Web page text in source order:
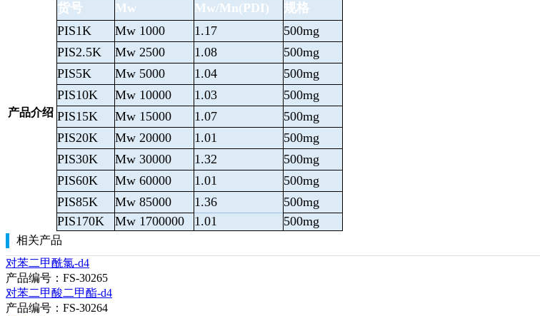
产品介绍
货号 Mw Mw/Mn(PDI)
规格
PIS1K
Mw 1000 1.17
500mg
PIS2.5K
Mw 2500 1.08
500mg
PIS5K
Mw 5000 1.04
500mg
PIS10K
Mw 10000 1.03
500mg
PIS15K
Mw 15000 1.07
500mg
PIS20K
Mw 20000 1.01
500mg
PIS30K
Mw 30000 1.32
500mg
PIS60K
Mw 60000 1.01
500mg
PIS85K
Mw 85000 1.36
500mg
PIS170K
Mw 1700000 1.01 500mg
相关产品
对苯二甲酰氯-d4
产品编号：FS-30265
对苯二甲酸二甲酯-d4
产品编号：FS-30264